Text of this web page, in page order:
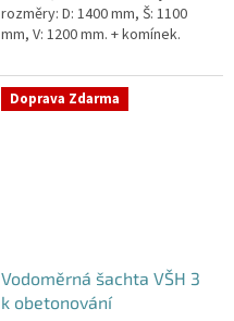
rozměry: D: 1400 mm, Š: 1100
mm, V: 1200 mm. + komínek.
obetonování - pojízdná i pod...
Doprava Zdarma
Vodoměrná šachta VŠH 3
k obetonování